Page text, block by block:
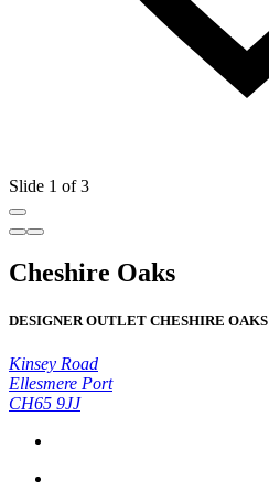
Slide 1 of 3
Cheshire Oaks
DESIGNER OUTLET CHESHIRE OAKS
Kinsey Road
Ellesmere Port
CH65 9JJ